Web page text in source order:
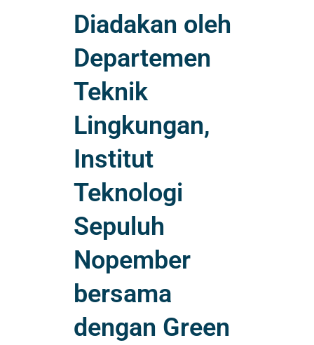
Diadakan oleh
Departemen
Teknik
Lingkungan,
Institut
Teknologi
Sepuluh
Nopember
bersama
dengan Green